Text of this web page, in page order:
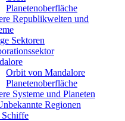
Planetenoberfläche
Republikwelten und
Sektoren
Orbit von Mandalore
Planetenoberfläche
Systeme und Planeten
Regionen
Schiffe